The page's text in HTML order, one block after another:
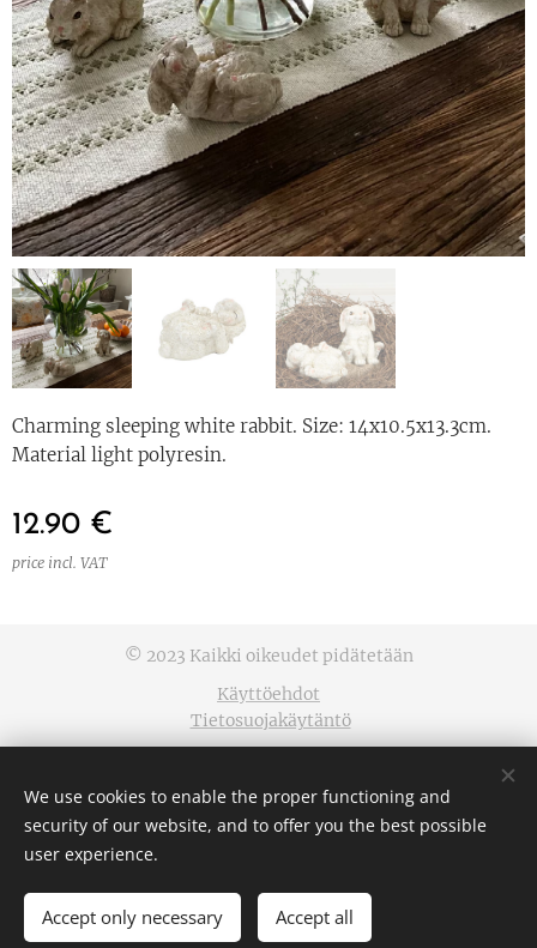
Charming sleeping white rabbit. Size: 14x10.5x13.3cm.
Material light polyresin.
12.90 €
price incl. VAT
ADD TO CART
© 2023 Kaikki oikeudet pidätetään
Käyttöehdot
Tietosuojakäytäntö
Languages
English
We use cookies to enable the proper functioning and
security of our website, and to offer you the best possible
user experience.
Accept only necessary Accept all